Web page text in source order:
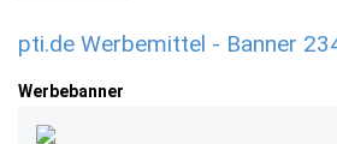
pti.de Werbemittel - Banner
Werbebanner